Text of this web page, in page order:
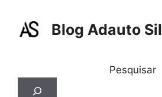
Blog Adauto
Pesquisar